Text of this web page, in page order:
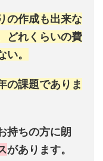
の作成も出来な
どれくらいの費
。
の課題でありま
持ちの方に朗
があります。